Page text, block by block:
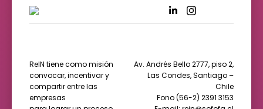
ReIN tiene como misión
convocar, incentivar y
compartir entre las
empresas
Av. Andrés Bello 2777, piso 2,
Las Condes, Santiago –
Chile
Fono (56-2) 2391 3153